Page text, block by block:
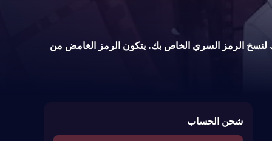
لنسخ الرمز السري الخاص بك. يتكون الرمز الغامض من
شحن الحساب